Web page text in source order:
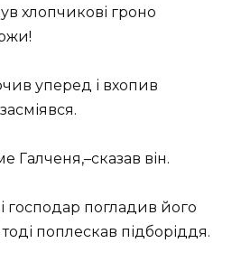
хлопчикові гроно
уперед і вхопив
Галченя,–сказав він.
господар погладив його
поплескав підборіддя.